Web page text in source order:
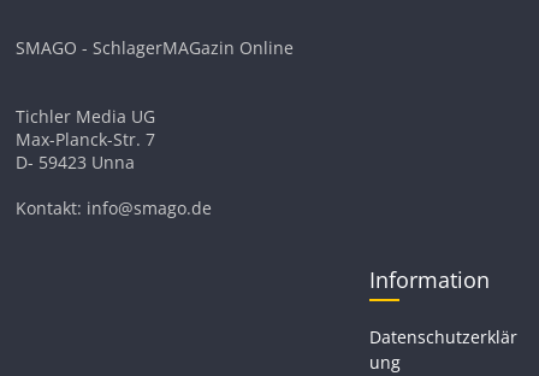
SMAGO - SchlagerMAGazin Online
Tichler Media UG
Max-Planck-Str. 7
D- 59423 Unna
Kontakt: info@smago.de
Information
Datenschutzerklär
ung